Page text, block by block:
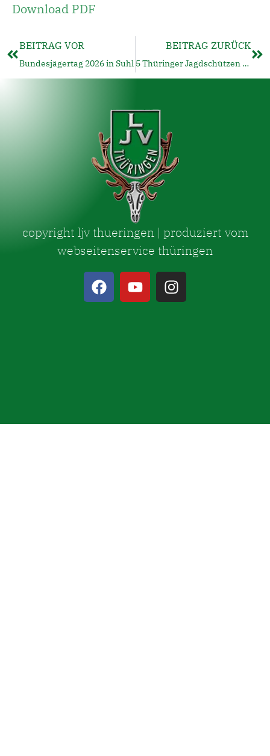
Download PDF
BEITRAG VOR
Bundesjägertag 2026 in Suhl
BEITRAG ZURÜCK
5 Thüringer Jagdschützen bei EM in Estland
copyright ljv thueringen | produziert vom
webseitenservice thüringen